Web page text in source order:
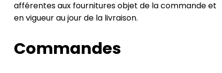
afférentes aux fournitures objet de la commande et
en vigueur au jour de la livraison.
Commandes